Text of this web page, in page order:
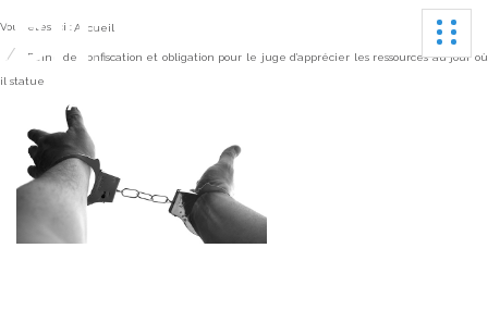
Vous êtes ici :Accueil
Peine de confiscation et obligation pour le juge d’apprécier les ressources au jour où
il statue